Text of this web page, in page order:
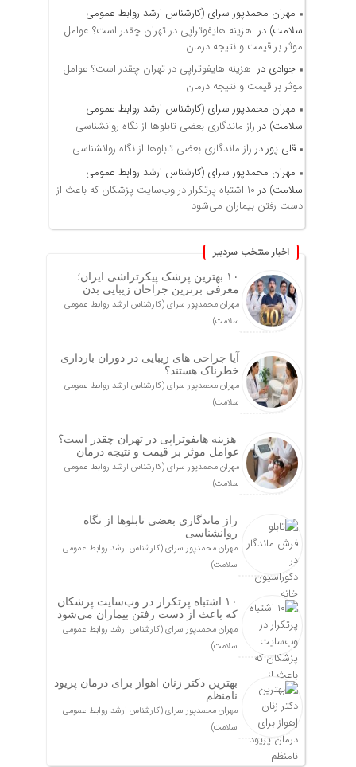
مهران محمدپور سرای (کارشناس ارشد روابط عمومی
سلامت) در هزینه هایفوتراپی در تهران چقدر است؟ عوامل
موثر بر قیمت و نتیجه درمان
جوادی در هزینه هایفوتراپی در تهران چقدر است؟ عوامل
موثر بر قیمت و نتیجه درمان
مهران محمدپور سرای (کارشناس ارشد روابط عمومی
سلامت) در راز ماندگاری بعضی تابلوها از نگاه روانشناسی
قلی پور در راز ماندگاری بعضی تابلوها از نگاه روانشناسی
مهران محمدپور سرای (کارشناس ارشد روابط عمومی
سلامت) در
۱۰ اشتباه پرتکرار در وب‌سایت پزشکان که باعث از
دست رفتن بیماران می‌شود
اخبار منتخب سردبیر
۱۰ بهترین پزشک پیکرتراشی ایران؛
معرفی برترین جراحان زیبایی بدن
مهران محمدپور سرای (کارشناس ارشد روابط عمومی
سلامت)
آیا جراحی های زیبایی در دوران بارداری
خطرناک هستند؟
مهران محمدپور سرای (کارشناس ارشد روابط عمومی
سلامت)
هزینه هایفوتراپی در تهران چقدر است؟
عوامل موثر بر قیمت و نتیجه درمان
مهران محمدپور سرای (کارشناس ارشد روابط عمومی
سلامت)
راز ماندگاری بعضی تابلوها از نگاه
روانشناسی
مهران محمدپور سرای (کارشناس ارشد روابط عمومی
سلامت)
۱۰ اشتباه پرتکرار در وب‌سایت پزشکان
که باعث از دست رفتن بیماران می‌شود
مهران محمدپور سرای (کارشناس ارشد روابط عمومی
سلامت)
بهترین دکتر زنان اهواز برای درمان پریود
نامنظم
مهران محمدپور سرای (کارشناس ارشد روابط عمومی
سلامت)